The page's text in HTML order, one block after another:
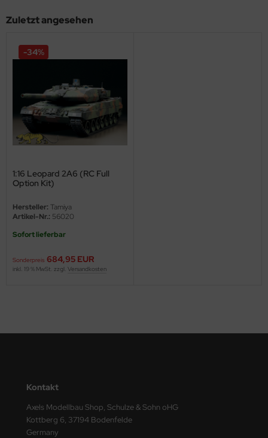
Zuletzt angesehen
1:16 Leopard 2A6 (RC Full
Option Kit)
Hersteller: Tamiya
Artikel-Nr.: 56020
Sofort lieferbar
Sonderpreis 684,95 EUR
-34%
inkl. 19 % MwSt. zzgl. Versandkosten
Kontakt
Axels Modellbau Shop, Schulze & Sohn oHG
Kottberg 6, 37194 Bodenfelde
Germany
Models